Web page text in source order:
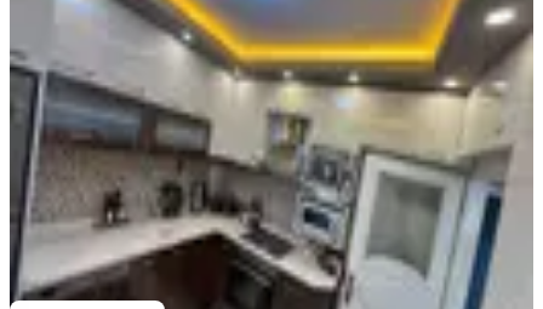
Etimesgut, Ayyıldız Mahallesi
125 m²·4. Kat·04.08.2026
5.720.000 ₺
Adres GayrimenkulOsman Şahin
Ara